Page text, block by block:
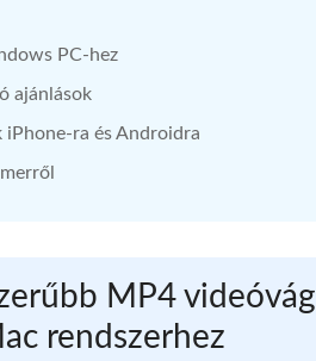
PC-hez
ajánlások
iPhone-ra és Androidra
MP4
rendszerhez